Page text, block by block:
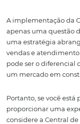
destaque as
promocionais,
sociais para
Reservas
oferecendo
Por último, a